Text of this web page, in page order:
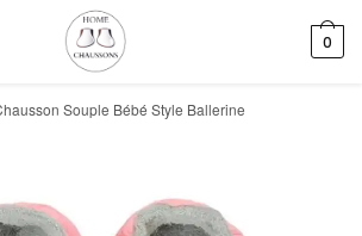
0
Souple Bébé Style Ballerine